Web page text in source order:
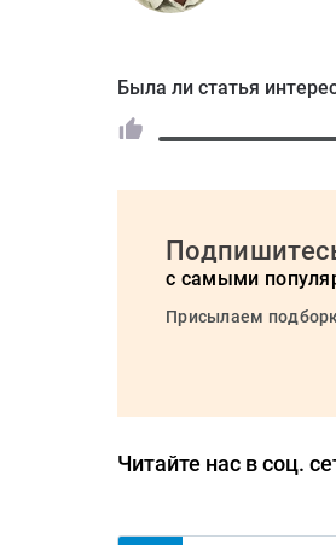
Была ли статья
с самыми
Присылаем
Читайте нас в соц.